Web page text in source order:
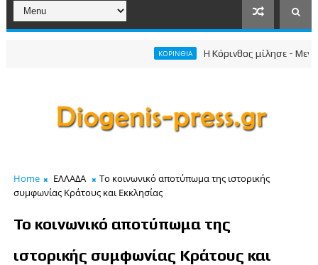
ΚΟΡΙΝΘΙΑ Η Κόρινθος μίλησε -
Home ΕΛΛΑΔΑ
Το κοινωνικό αποτύπωμα της ιστορικής
συμφωνίας Κράτους και Εκκλησίας
Το κοινωνικό αποτύπωμα της
ιστορικής συμφωνίας Κράτους και